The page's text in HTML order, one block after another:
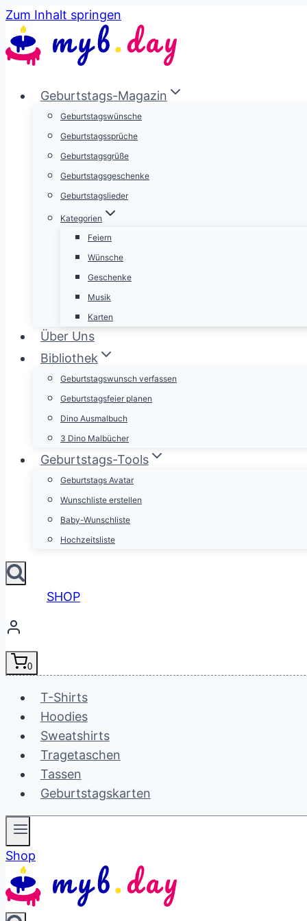
Zum Inhalt springen
Geburtstags-Magazin
Geburtstagswünsche
Geburtstagssprüche
Geburtstagsgrüße
Geburtstagsgeschenke
Geburtstagslieder
Kategorien
Feiern
Wünsche
Geschenke
Musik
Karten
Über Uns
Bibliothek
Geburtstagswunsch verfassen
Geburtstagsfeier planen
Dino Ausmalbuch
3 Dino Malbücher
Geburtstags-Tools
Geburtstags Avatar
Wunschliste erstellen
Baby-Wunschliste
Hochzeitsliste
SHOP
0
T-Shirts
Hoodies
Sweatshirts
Tragetaschen
Tassen
Geburtstagskarten
Shop